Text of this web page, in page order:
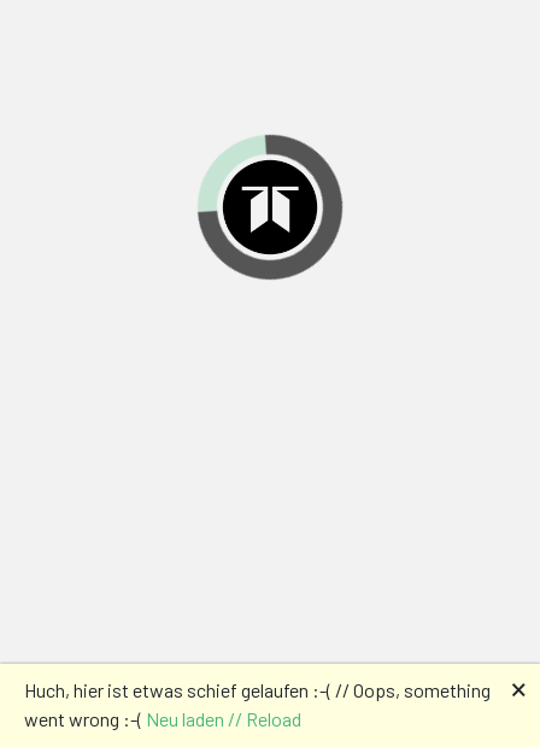
Huch, hier ist etwas schief gelaufen :-( // Oops, something
went wrong :-( Neu laden // Reload
🗙